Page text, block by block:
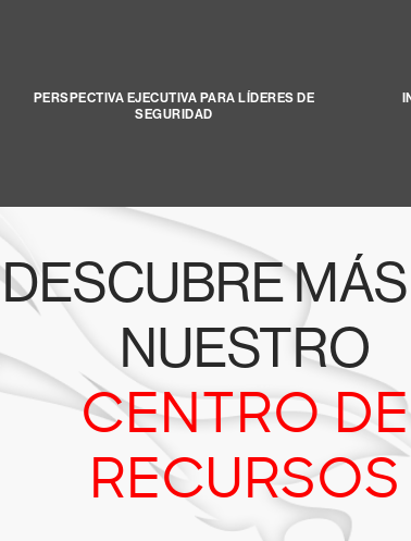
PERSPECTIVA EJECUTIVA PARA LÍDERES DE
SEGURIDAD
DESCUBRE
NUESTRO
CENTRO DE
RECURSOS